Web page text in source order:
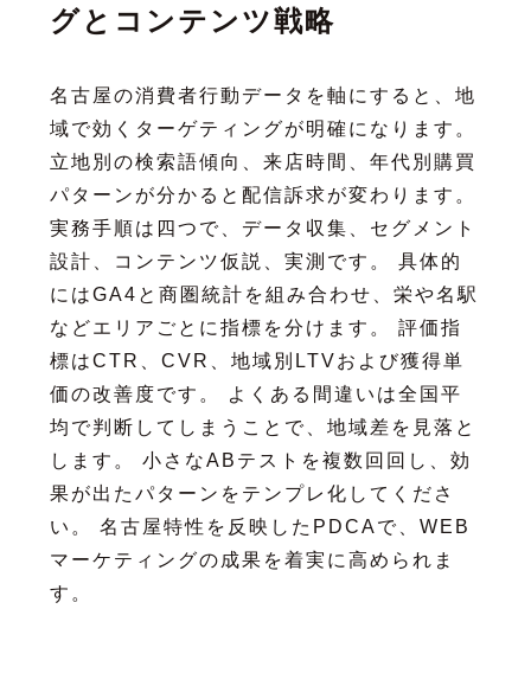
グとコンテンツ戦略
名古屋の消費者行動データを軸にすると、地
域で効くターゲティングが明確になります。
立地別の検索語傾向、来店時間、年代別購買
パターンが分かると配信訴求が変わります。
実務手順は四つで、データ収集、セグメント
設計、コンテンツ仮説、実測です。 具体的
にはGA4と商圏統計を組み合わせ、栄や名駅
などエリアごとに指標を分けます。 評価指
標はCTR、CVR、地域別LTVおよび獲得単
価の改善度です。 よくある間違いは全国平
均で判断してしまうことで、地域差を見落と
します。 小さなABテストを複数回回し、効
果が出たパターンをテンプレ化してくださ
い。 名古屋特性を反映したPDCAで、WEB
マーケティングの成果を着実に高められま
す。